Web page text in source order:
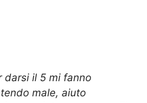
darsi il 5 mi fanno
male, aiuto